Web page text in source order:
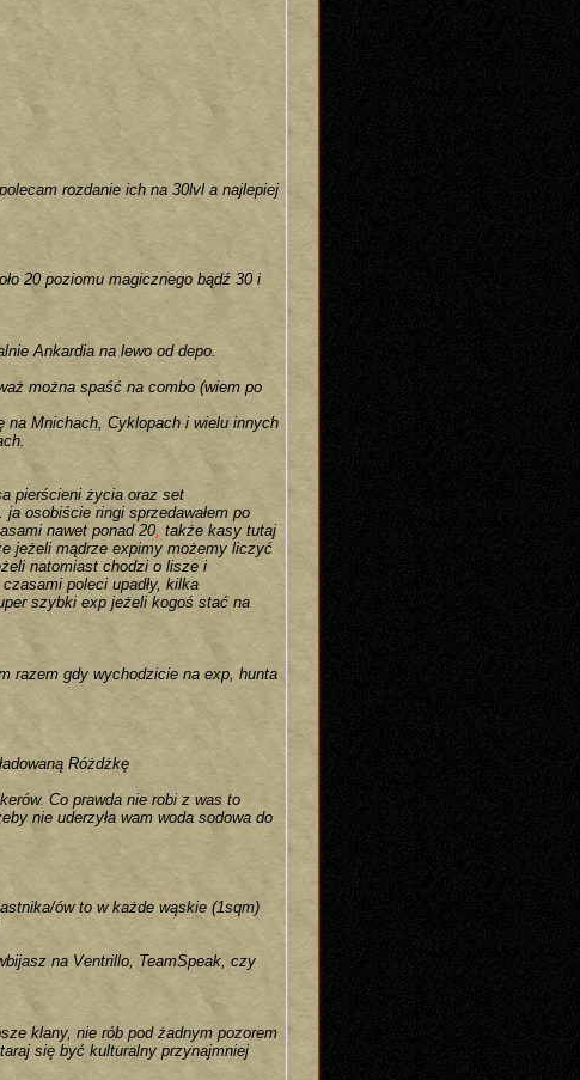
rozdanie ich na 30lvl a najlepiej
20 poziomu magicznego bądź 30 i
Ankardia na lewo od depo.
można spaść na combo (wiem po
Mnichach, Cyklopach i wielu innych
pierścieni życia oraz set
osobiście ringi sprzedawałem po
nawet ponad 20, także kasy tutaj
jeżeli mądrze expimy możemy liczyć
natomiast chodzi o lisze i
poleci upadły, kilka
szybki exp jeżeli kogoś stać na
razem gdy wychodzicie na exp, hunta
Różdżkę
. Co prawda nie robi z was to
nie uderzyła wam woda sodowa do
ów to w każde wąskie (1sqm)
na Ventrillo, TeamSpeak, czy
klany, nie rób pod żadnym pozorem
się być kulturalny przynajmniej